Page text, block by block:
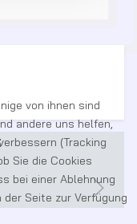
von ihnen sind
andere uns helfen,
(Tracking
Sie die Cookies
bei einer Ablehnung
Seite zur Verfügung